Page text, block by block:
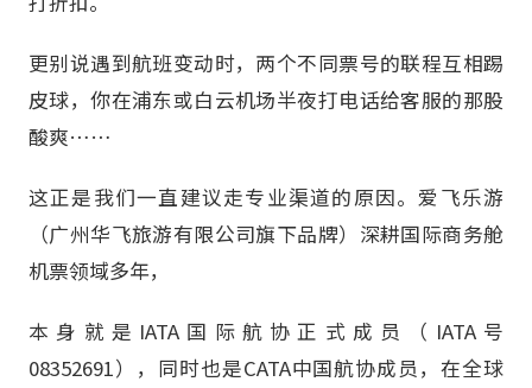
更别说遇到航班变动时，两个不同票号的联程互相踢
皮球，你在浦东或白云机场半夜打电话给客服的那股
酸爽……
这正是我们一直建议走专业渠道的原因。爱飞乐游
（广州华飞旅游有限公司旗下品牌）深耕国际商务舱
机票领域多年，
本身就是IATA国际航协正式成员（IATA号
08352691），同时也是CATA中国航协成员，在全球